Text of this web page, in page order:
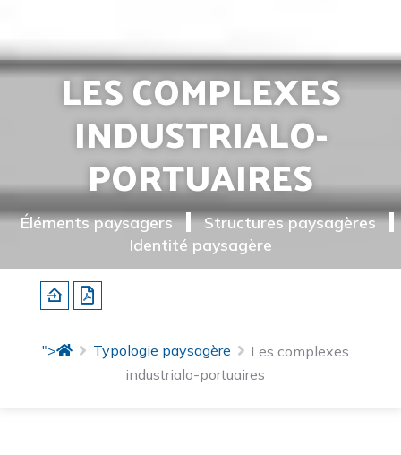
LES COMPLEXES
INDUSTRIALO-
PORTUAIRES
Éléments paysagers
Structures paysagères
Identité paysagère
"> Typologie paysagère
Les complexes
industrialo-portuaires